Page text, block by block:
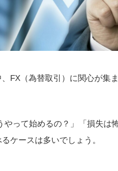
FX（為替取引）に関心が集
やって始めるの？」「損失は
ケースは多いでしょう。